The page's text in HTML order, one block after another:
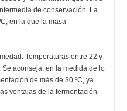
de conservación. La
en la que la masa
Temperaturas entre 22 y
Se aconseja, en la medida de lo
de más de 30 ºC, ya
ventajas de la fermentación